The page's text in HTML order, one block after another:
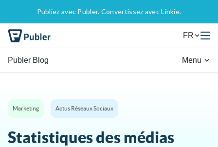
Publiez avec Publer. Convertissez avec Linkie.
FR
Publer Blog Menu
Marketing Actus Réseaux Sociaux
Statistiques des médias